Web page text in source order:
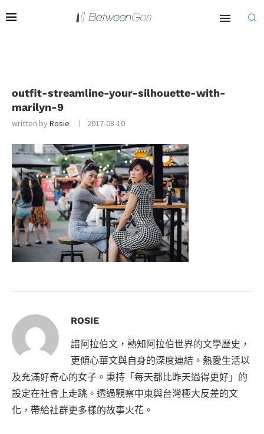
outfit-streamline-your-silhouette-with-
marilyn-9
written byRosie 2017-08-10
ROSIE
諳阿拉伯文，熟知阿拉伯世界的文學歷史，
更傾心華文與自身的深度連結。熱愛生活以
及充滿好奇心的女子。秉持「每天都比昨天過得更好」的
設定在社會上走跳。透過觀察中東與台灣極大反差的文
化，帶給社群更多樣的故事火花。